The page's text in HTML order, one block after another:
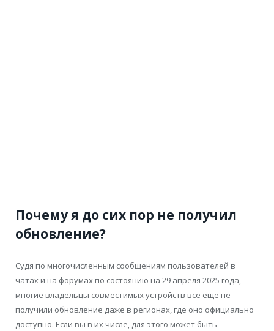
Почему я до сих пор не получил
обновление?
Судя по многочисленным сообщениям пользователей в
чатах и на форумах по состоянию на 29 апреля 2025 года,
многие владельцы совместимых устройств все еще не
получили обновление даже в регионах, где оно официально
доступно. Если вы в их числе, для этого может быть